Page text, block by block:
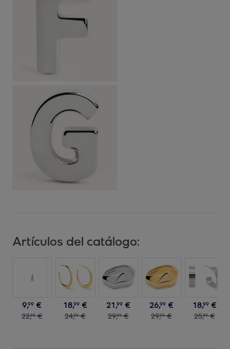
Artículos del catálogo:
9,99 €
22,99 €
18,99 €
24,99 €
21,99 €
29,99 €
26,99 €
29,99 €
18,99 €
25,99 €